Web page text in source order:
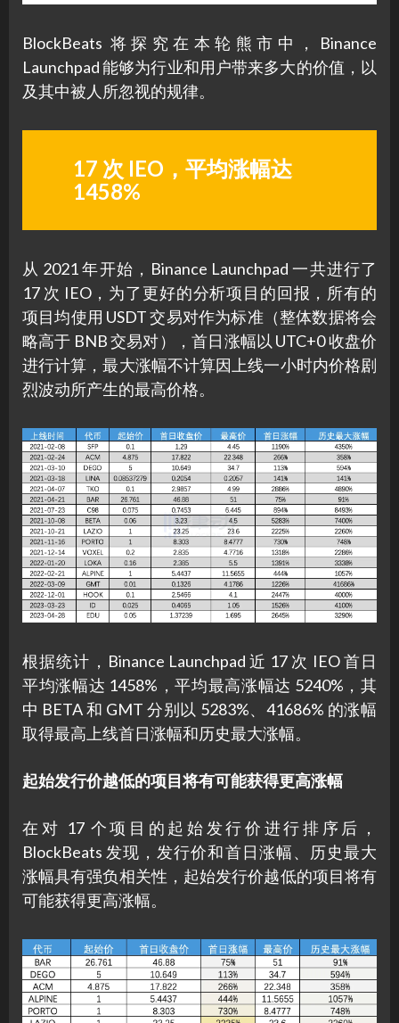
BlockBeats 将探究在本轮熊市中，Binance
Launchpad 能够为行业和用户带来多大的价值，以
及其中被人所忽视的规律。
17 次 IEO，平均涨幅达
1458%
从 2021 年开始，Binance Launchpad 一共进行了
17 次 IEO，为了更好的分析项目的回报，所有的
项目均使用 USDT 交易对作为标准（整体数据将会
略高于 BNB 交易对），首日涨幅以 UTC+0 收盘价
进行计算，最大涨幅不计算因上线一小时内价格剧
烈波动所产生的最高价格。
根据统计，Binance Launchpad 近 17 次 IEO 首日
平均涨幅达 1458%，平均最高涨幅达 5240%，其
中 BETA 和 GMT 分别以 5283%、41686% 的涨幅
取得最高上线首日涨幅和历史最大涨幅。
起始发行价越低的项目将有可能获得更高涨幅
在对 17 个项目的起始发行价进行排序后，
BlockBeats 发现，发行价和首日涨幅、历史最大
涨幅具有强负相关性，起始发行价越低的项目将有
可能获得更高涨幅。